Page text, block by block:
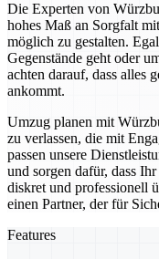
Die Experten von
hohes Maß an Sorgfalt
möglich zu gestalten.
Gegenstände geht oder
achten darauf, dass alles
ankommt.
Umzug planen mit
zu verlassen, die mit
passen unsere
und sorgen dafür, dass
diskret und professionell
einen Partner, der für
Features